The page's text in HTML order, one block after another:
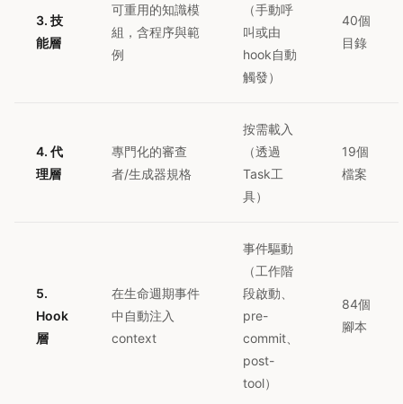
3. 技
能層
可重用的知識模
組，含程序與範
例
（手動呼
叫或由
hook自動
觸發）
40個
目錄
4. 代
理層
專門化的審查
者/生成器規格
按需載入
（透過
Task工
具）
19個
檔案
5.
Hook
層
在生命週期事件
中自動注入
context
事件驅動
（工作階
段啟動、
pre-
commit、
post-
tool）
84個
腳本